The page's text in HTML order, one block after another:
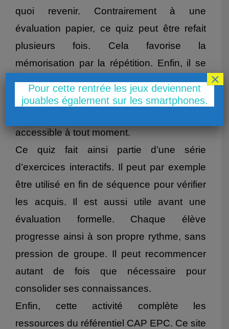
quoi revenir. Contrairement à une
évaluation papier, ce quiz peut être refait
plusieurs fois. Cela favorise la
mémorisation par la répétition. Enfin, il se
joue directement dans le navigateur. Il
fonctionne sans inscription, sur ordinateur
accessible à tout moment.
Ce quiz fait ainsi partie d’une série
d’exercices interactifs. Il peut par exemple
être utilisé en fin de séquence pour vérifier
les acquis. Il est aussi utile avant une
évaluation formelle. Chaque élève
progresse ainsi à son propre rythme, sans
pression de groupe. Il peut recommencer
autant de fois que nécessaire pour
consolider ses connaissances.
Enfin, cette activité complète les
ressources du référentiel CAP EPC. Ce site
Pour cette rentrée les jeux deviennent
jouables également sur les smartphones.
×